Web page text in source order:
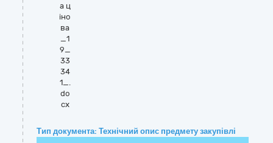
а ц
іно
ва
_1
9_
33
34
1_.
do
cx
Тип документа: Технічний опис предмету закупівлі